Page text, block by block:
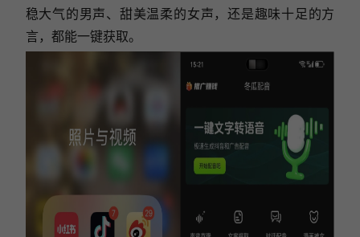
稳大气的男声、甜美温柔的女声，还是趣味十足的方
言，都能一键获取。